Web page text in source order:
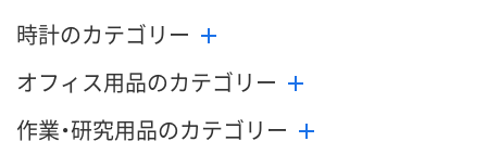
時計のカテゴリー
オフィス用品のカテゴリー
作業・研究用品のカテゴリー